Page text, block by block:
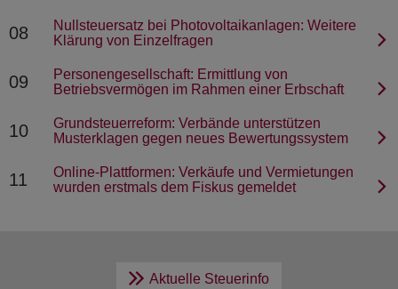
08
Nullsteuersatz bei Photovoltaikanlagen: Weitere
Klärung von Einzelfragen
09
Personengesellschaft: Ermittlung von
Betriebsvermögen im Rahmen einer Erbschaft
10
Grundsteuerreform: Verbände unterstützen
Musterklagen gegen neues Bewertungssystem
11
Online-Plattformen: Verkäufe und Vermietungen
wurden erstmals dem Fiskus gemeldet
Aktuelle Steuerinfo